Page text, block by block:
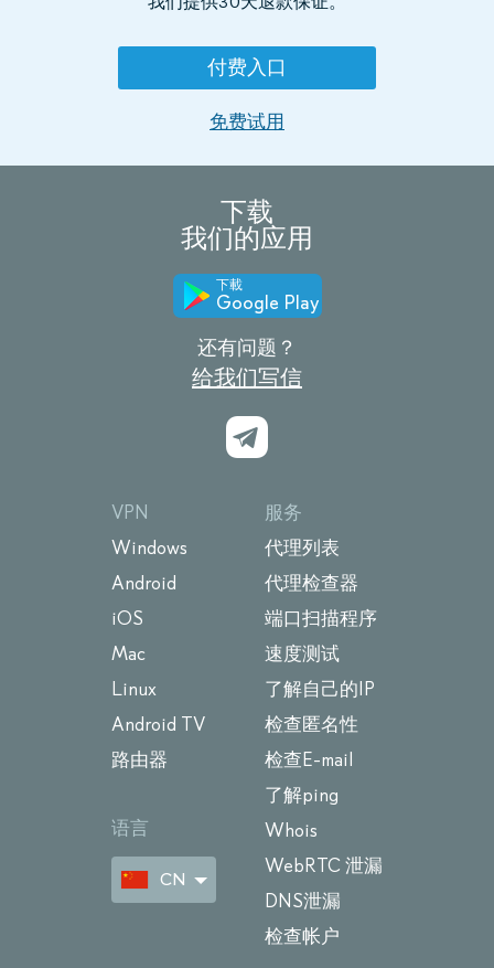
付费入口
免费试用
下载
我们的应用
下載
Google Play
还有问题？
给我们写信
VPN
Windows
Android
iOS
Mac
Linux
Android TV
路由器
语言
CN
服务
代理列表
代理检查器
端口扫描程序
速度测试
了解自己的IP
检查匿名性
检查E-mail
了解ping
Whois
WebRTC 泄漏
DNS泄漏
检查帐户